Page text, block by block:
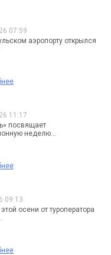
07:59
аэропорту открылся
11:17
посвящает
неделю...
09:13
осени от туроператора